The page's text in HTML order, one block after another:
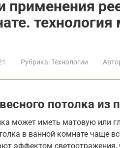
применения
Рубрика:Технологии
потолка из
может иметь матовую или
в ванной комнате чаще
эффектом светоотражения,